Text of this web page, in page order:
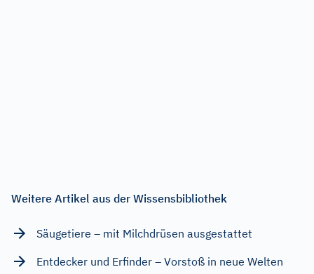
Weitere Artikel aus der Wissensbibliothek
Säugetiere – mit Milchdrüsen ausgestattet
Entdecker und Erfinder – Vorstoß in neue Welten